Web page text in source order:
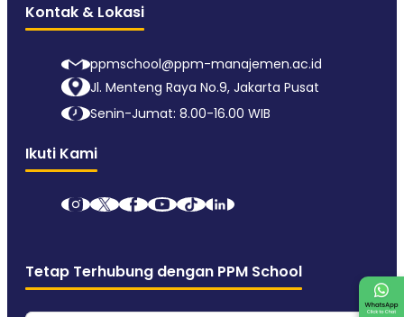
Kontak & Lokasi
ppmschool@ppm-manajemen.ac.id
Jl. Menteng Raya No.9, Jakarta Pusat
Senin-Jumat: 8.00-16.00 WIB
Ikuti Kami
Tetap Terhubung dengan PPM School